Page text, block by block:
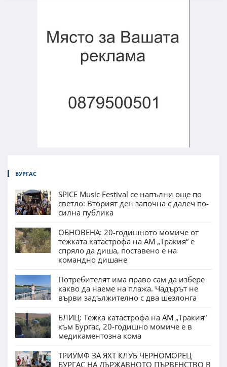
БУРГАС
SPICE Music Festival се напълни още по
светло: Вторият ден започна с далеч по-
силна публика
ОБНОВЕНА: 20-годишното момиче от
тежката катастрофа на АМ „Тракия“ е
спряло да диша, поставено е на
командно дишане
Потребителят има право сам да избере
какво да наеме на плажа. Чадърът не
върви задължително с два шезлонга
БЛИЦ: Тежка катастрофа на АМ „Тракия“
към Бургас, 20-годишно момиче е в
медикаментозна кома
ТРИУМФ ЗА ЯХТ КЛУБ ЧЕРНОМОРЕЦ
БУРГАС НА ДЪРЖАВНОТО ПЪРВЕНСТВО В